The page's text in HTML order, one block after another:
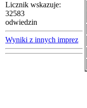
Licznik wskazuje:
32583
odwiedzin
Wyniki z innych imprez